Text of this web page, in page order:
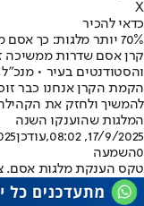
X
כדאי להכיר
70% יותר מלגות: כך אסם מחזקת את הסטודנטים בשדרות
קרן אסם שדרות ממשיכה
והסטודנטים בעיר •
הקמת הקרן אנחנו כבר
המלגות שהוענקו השנה
17/9/2025, 08:02
,עודכן
0השמעה
טקס הענקת מלגות אסם.